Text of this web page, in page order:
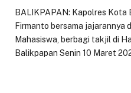
BALIKPAPAN: Kapolres Kota
Firmanto bersama jajarannya
Mahasiswa, berbagi takjil di
Balikpapan Senin 10 Maret